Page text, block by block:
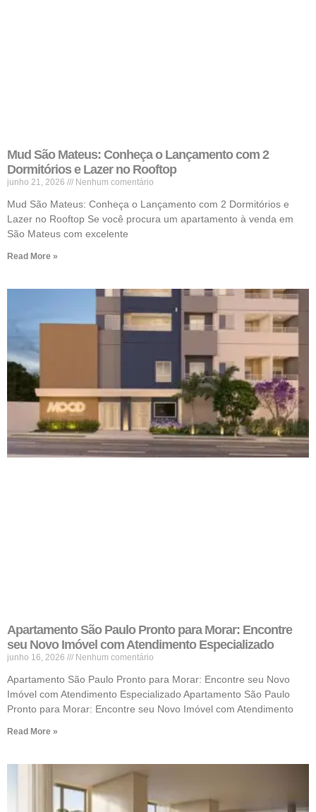
Mud São Mateus: Conheça o Lançamento com 2
Dormitórios e Lazer no Rooftop
junho 21, 2026 Nenhum comentário
Mud São Mateus: Conheça o Lançamento com 2 Dormitórios e
Lazer no Rooftop Se você procura um apartamento à venda em
São Mateus com excelente
Read More »
Apartamento São Paulo Pronto para Morar: Encontre
seu Novo Imóvel com Atendimento Especializado
junho 16, 2026 Nenhum comentário
Apartamento São Paulo Pronto para Morar: Encontre seu Novo
Imóvel com Atendimento Especializado Apartamento São Paulo
Pronto para Morar: Encontre seu Novo Imóvel com Atendimento
Read More »